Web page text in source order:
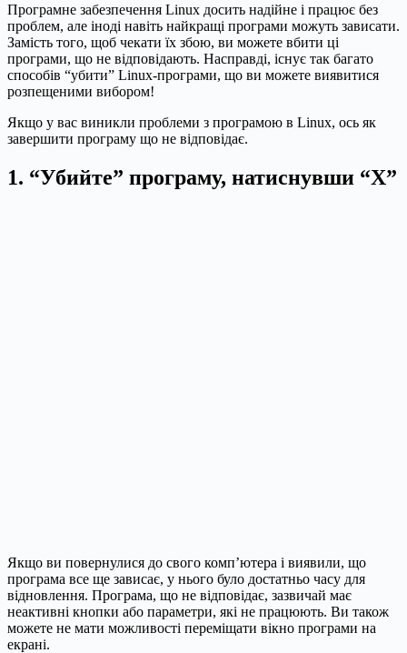
Програмне забезпечення Linux досить надійне і працює без
проблем, але іноді навіть найкращі програми можуть зависати.
Замість того, щоб чекати їх збою, ви можете вбити ці
програми, що не відповідають. Насправді, існує так багато
способів “убити” Linux-програми, що ви можете виявитися
розпещеними вибором!
Якщо у вас виникли проблеми з програмою в Linux, ось як
завершити програму що не відповідає.
1. “Убийте” програму, натиснувши “X”
Якщо ви повернулися до свого комп’ютера і виявили, що
програма все ще зависає, у нього було достатньо часу для
відновлення. Програма, що не відповідає, зазвичай має
неактивні кнопки або параметри, які не працюють. Ви також
можете не мати можливості переміщати вікно програми на
екрані.